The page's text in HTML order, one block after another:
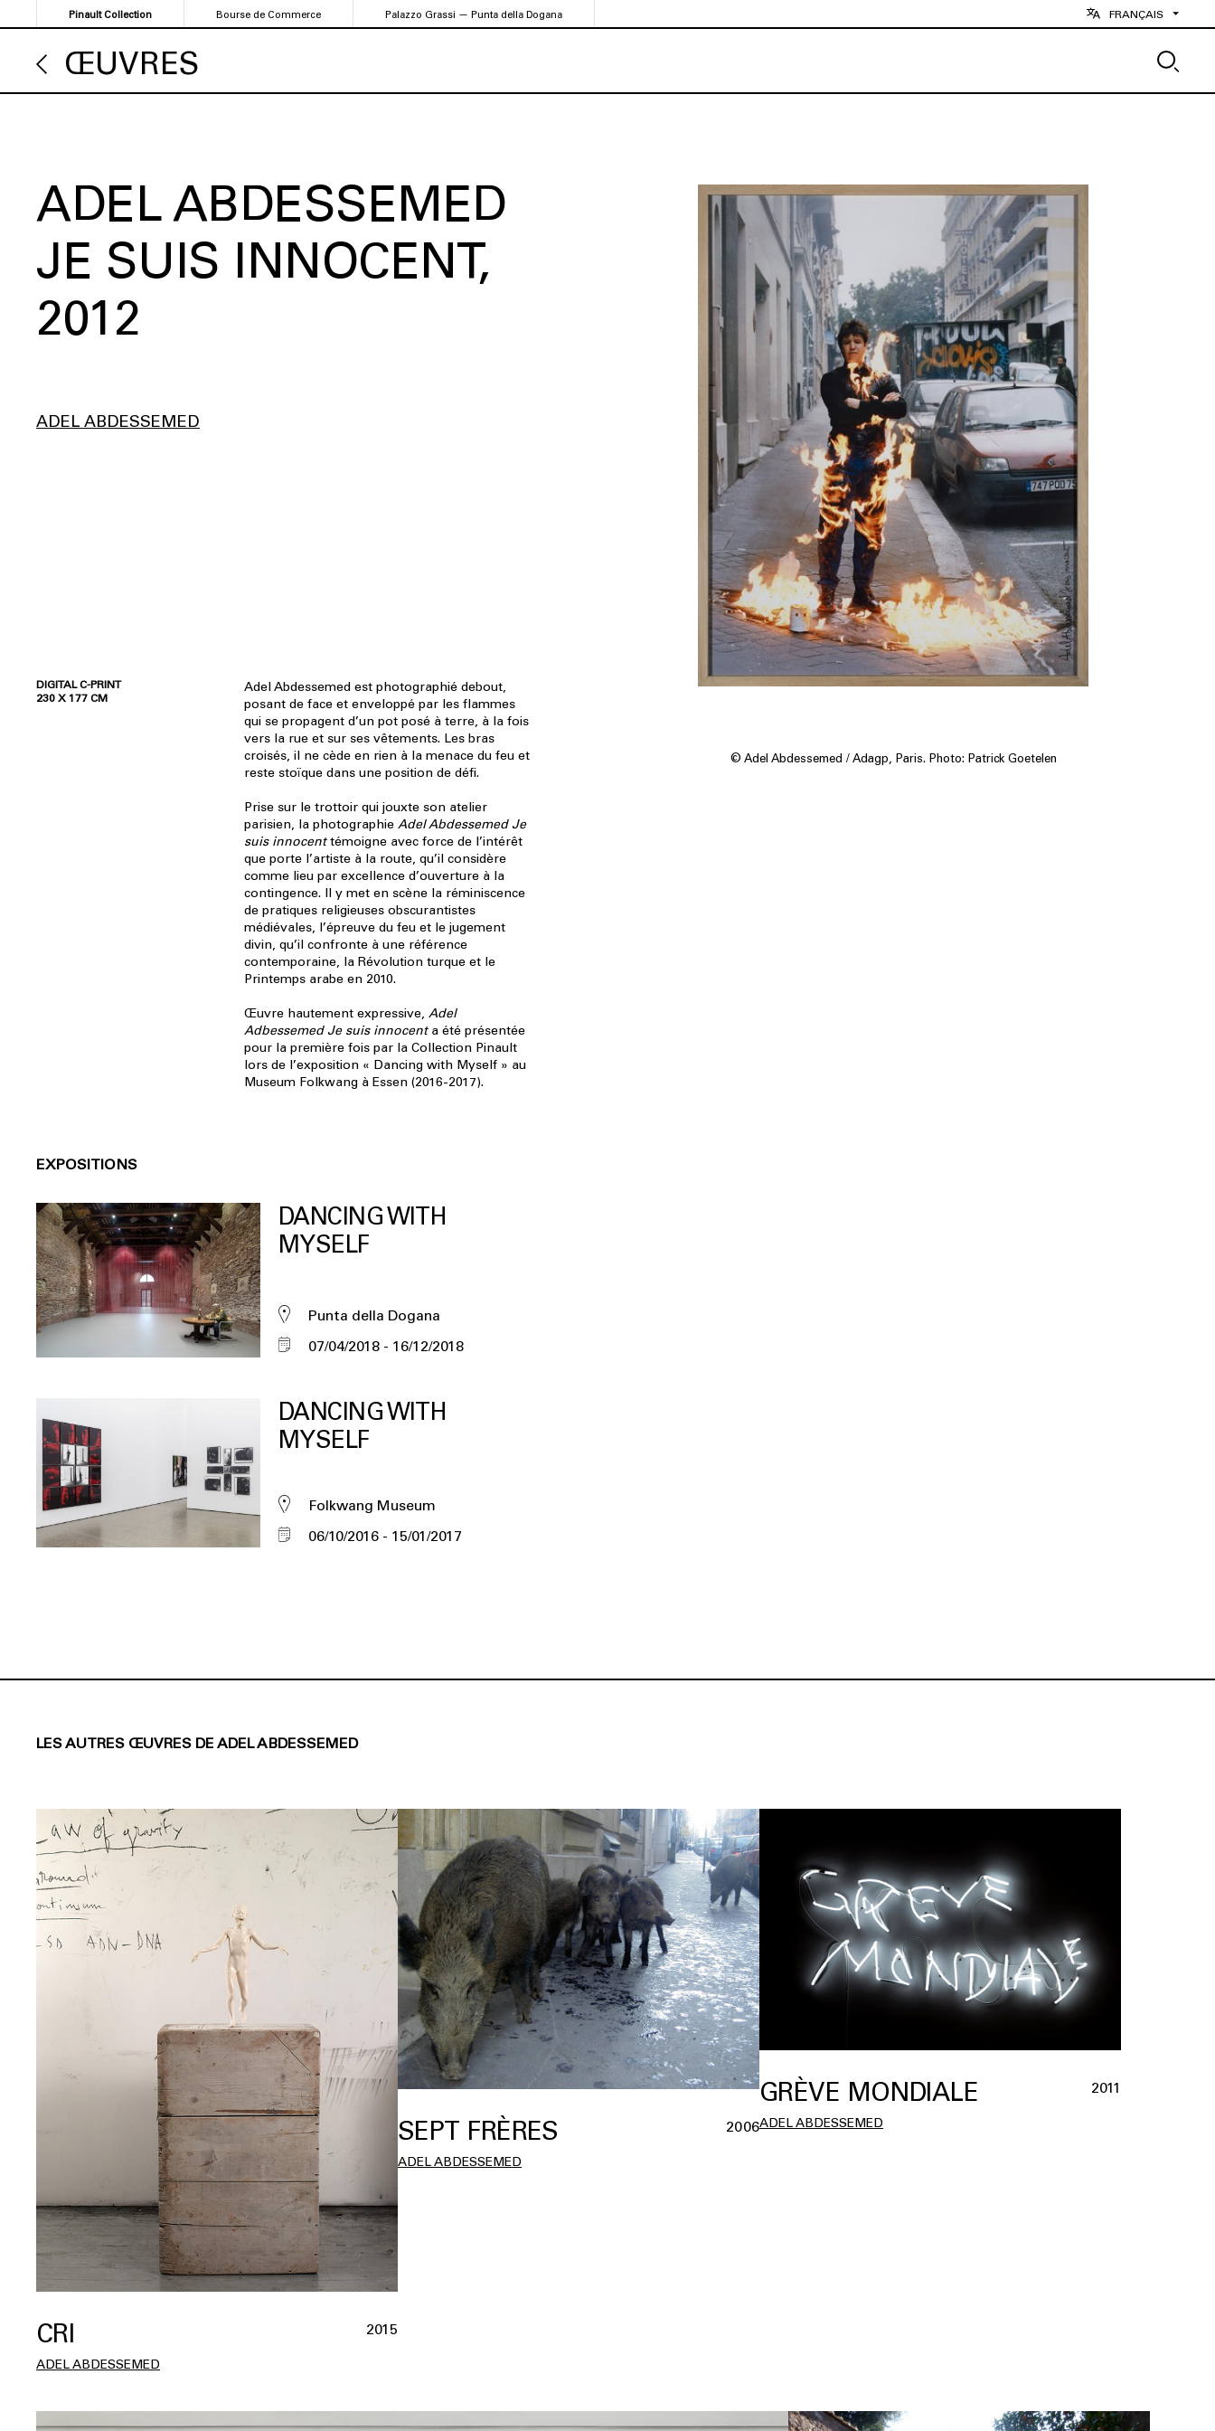
au
contenu
principal
Pinault Collection Bourse de Commerce Palazzo Grassi — Punta della Dogana FRANÇAIS
ŒUVRES
ADEL ABDESSEMED
JE SUIS INNOCENT
2012
ADEL ABDESSEMED
DIGITAL C-PRINT
230 X 177 CM
Adel Abdessemed est photographié debout,
posant de face et enveloppé par les flammes
qui se propagent d’un pot posé à terre, à la fois
vers la rue et sur ses vêtements. Les bras
croisés, il ne cède en rien à la menace du feu et
reste stoïque dans une position de défi.
Prise sur le trottoir qui jouxte son atelier
parisien, la photographie Adel Abdessemed Je
suis innocenttémoigne avec force de l’intérêt
que porte l’artiste à la route, qu’il considère
comme lieu par excellence d’ouverture à la
contingence. Il y met en scène la réminiscence
de pratiques religieuses obscurantistes
médiévales, l’épreuve du feu et le jugement
divin, qu’il confronte à une référence
contemporaine, la Révolution turque et le
Printemps arabe en 2010.
Œuvre hautement expressive, Adel
Adbessemed Je suis innocenta été présentée
pour la première fois par la Collection Pinault
lors de l’exposition « Dancing with Myself » au
Museum Folkwang à Essen (2016-2017).
EXPOSITIONS
DANCING WITH
MYSELF
Punta della Dogana
07/04/2018
16/12/2018
DANCING WITH
MYSELF
Folkwang Museum
06/10/2016
15/01/2017
© Adel Abdessemed / Adagp, Paris. Photo: Patrick Goetelen
LES AUTRES ŒUVRES DE ADEL ABDESSEMED
CRI 2015
ADEL ABDESSEMED
SEPT FRÈRES 2006
ADEL ABDESSEMED
GRÈVE MONDIALE 2011
ADEL ABDESSEMED